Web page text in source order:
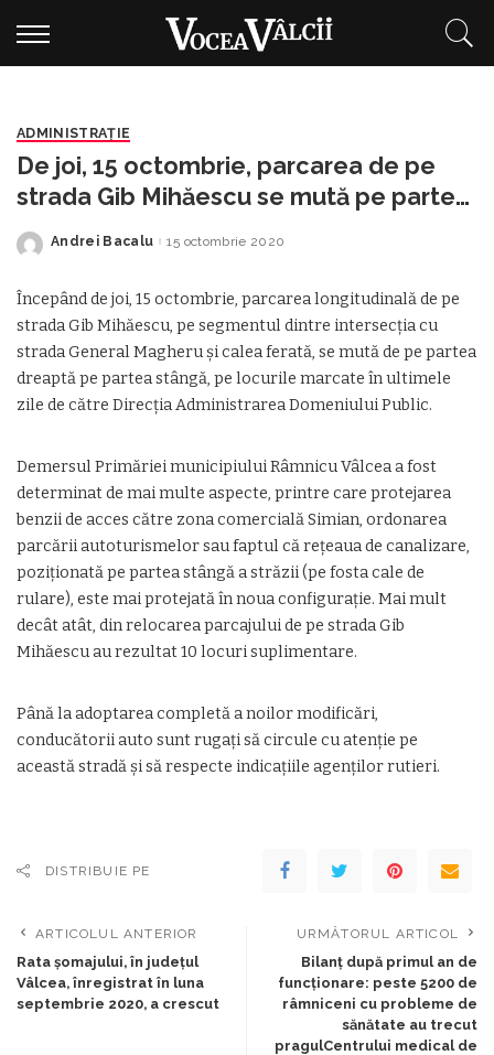
ADMINISTRAŢIE
De joi, 15 octombrie, parcarea de pe
strada Gib Mihăescu se mută pe partea
stângă
Posted
Andrei Bacalu 15 octombrie 2020
Începând de joi, 15 octombrie, parcarea longitudinală de pe
strada Gib Mihăescu, pe segmentul dintre intersecţia cu
strada General Magheru şi calea ferată, se mută de pe partea
dreaptă pe partea stângă, pe locurile marcate în ultimele
zile de către Direcţia Administrarea Domeniului Public.
Demersul Primăriei municipiului Râmnicu Vâlcea a fost
determinat de mai multe aspecte, printre care protejarea
benzii de acces către zona comercială Simian, ordonarea
parcării autoturismelor sau faptul că reţeaua de canalizare,
poziţionată pe partea stângă a străzii (pe fosta cale de
rulare), este mai protejată în noua configuraţie. Mai mult
decât atât, din relocarea parcajului de pe strada Gib
Mihăescu au rezultat 10 locuri suplimentare.
Până la adoptarea completă a noilor modificări,
conducătorii auto sunt rugaţi să circule cu atenţie pe
această stradă şi să respecte indicaţiile agenţilor rutieri.
DISTRIBUIE PE
ARTICOLUL ANTERIOR
Rata şomajului, în județul
Vâlcea, înregistrat în luna
septembrie 2020, a crescut
URMĂTORUL ARTICOL
Bilanţ după primul an de
funcţionare: peste 5200 de
râmniceni cu probleme de
sănătate au trecut
pragulCentrului medical de